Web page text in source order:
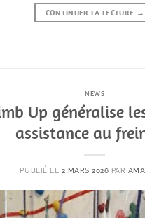
CONTINUER LA LECTURE →
NEWS
Up généralise
assistance au
PUBLIÉ LE 2 MARS 2026 PAR